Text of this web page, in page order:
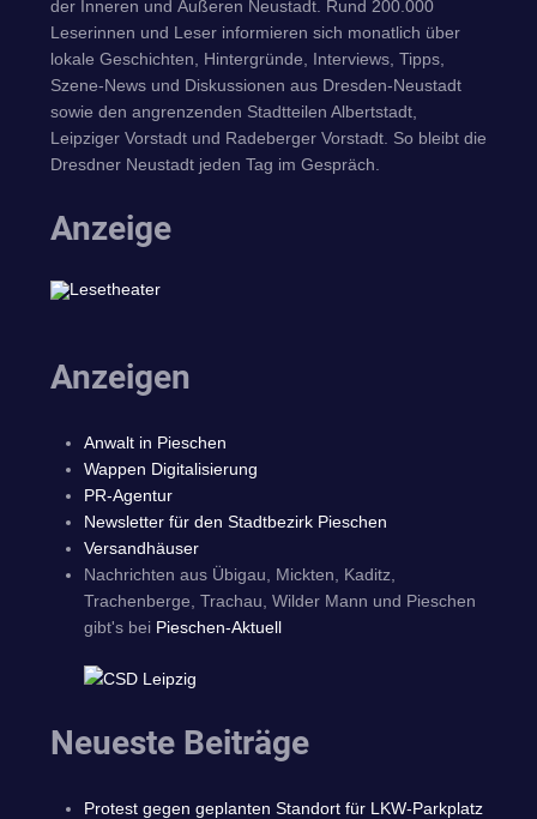
der Inneren und Äußeren Neustadt. Rund 200.000
Leserinnen und Leser informieren sich monatlich über
lokale Geschichten, Hintergründe, Interviews, Tipps,
Szene-News und Diskussionen aus Dresden-Neustadt
sowie den angrenzenden Stadtteilen Albertstadt,
Leipziger Vorstadt und Radeberger Vorstadt. So bleibt die
Dresdner Neustadt jeden Tag im Gespräch.
Anzeige
Anzeigen
Anwalt in Pieschen
Wappen Digitalisierung
PR-Agentur
Newsletter für den Stadtbezirk Pieschen
Versandhäuser
Nachrichten aus Übigau, Mickten, Kaditz,
Trachenberge, Trachau, Wilder Mann und Pieschen
gibt's bei Pieschen-Aktuell
Neueste Beiträge
Protest gegen geplanten Standort für LKW-Parkplatz